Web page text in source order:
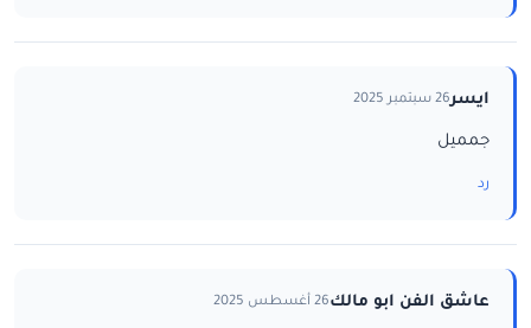
ايسر26 سبتمبر 2025
جمميل
رد
عاشق الفن ابو مالك26 أغسطس 2025